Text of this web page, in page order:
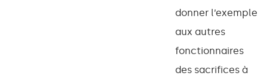
donner l’exemple
aux autres
fonctionnaires
des sacrifices à